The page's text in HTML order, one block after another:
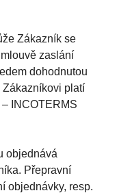
Zákazník se
zaslání
dohodnutou
platí
INCOTERMS
objednává
Přepravní
objednávky, resp.